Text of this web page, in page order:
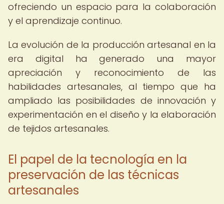
ofreciendo un espacio para la colaboración
y el aprendizaje continuo.
La evolución de la producción artesanal en la
era digital ha generado una mayor
apreciación y reconocimiento de las
habilidades artesanales, al tiempo que ha
ampliado las posibilidades de innovación y
experimentación en el diseño y la elaboración
de tejidos artesanales.
El papel de la tecnología en la
preservación de las técnicas
artesanales